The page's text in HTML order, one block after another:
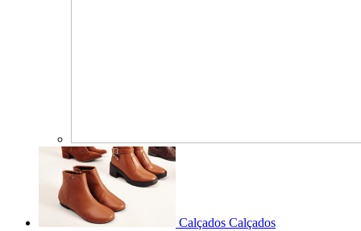
Calçados Calçados